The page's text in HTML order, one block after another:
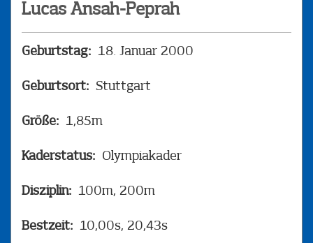
Lucas Ansah-Peprah
Geburtstag: 18. Januar 2000
Geburtsort: Stuttgart
Größe: 1,85m
Kaderstatus: Olympiakader
Disziplin: 100m, 200m
Bestzeit: 10,00s, 20,43s